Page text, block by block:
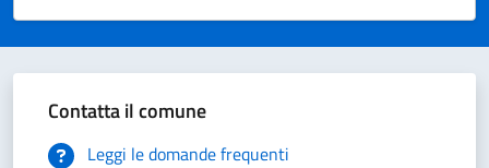
Valuta 5 stelle su 5
Valuta 4 stelle su 5
Valuta 3 stelle su 5
Valuta 2 stelle su 5
Valuta 1 stelle su 5
Contatta il comune
Leggi le domande frequenti